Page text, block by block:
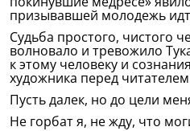
призывавшей молодежь
Судьба простого, чистого
волновало и тревожило
к этому человеку и
художника перед
Пусть далек, но до цели
Не горбат я, не жду, что